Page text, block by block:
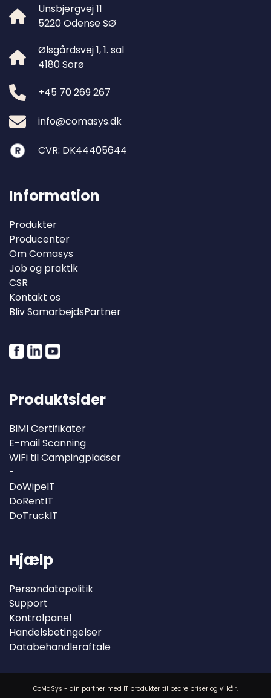
Unsbjergvej 11
5220 Odense SØ
Ølsgårdsvej 1, 1. sal
4180 Sorø
+45 70 269 267
info@comasys.dk
CVR: DK44405644
Information
Produkter
Producenter
Om Comasys
Job og praktik
CSR
Kontakt os
Bliv SamarbejdsPartner
Produktsider
BIMI Certifikater
E-mail Scanning
WiFi til Campingpladser
-
DoWipeIT
DoRentIT
DoTruckIT
Hjælp
Persondatapolitik
Support
Kontrolpanel
Handelsbetingelser
Databehandleraftale
CoMaSys - din partner med IT produkter til bedre priser og vilkår.